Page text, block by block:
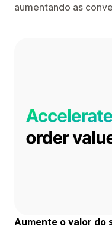
aumentando as
Aumente o valor do